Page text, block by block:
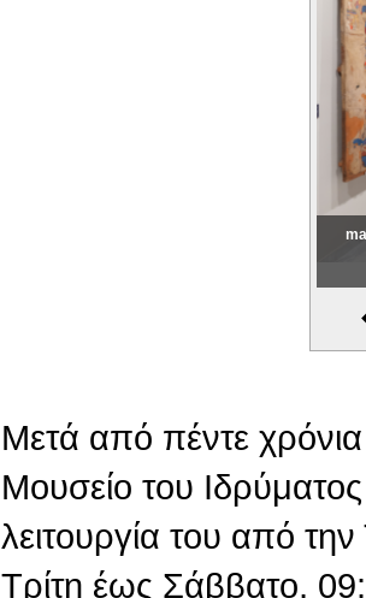
Μετά από πέντε
Μουσείο του
λειτουργία του από
Τρίτη έως Σάββατο,